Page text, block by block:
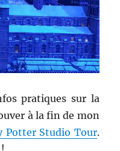
pratiques sur la
à la fin de mon
Potter Studio Tour.